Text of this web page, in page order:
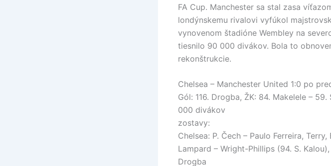
FA Cup. Manchester sa stal zasa
londýnskemu rivalovi vyfúkol
vynovenom štadióne Wembley na
tiesnilo 90 000 divákov. Bola to
rekonštrukcie.
Chelsea – Manchester United 1:0 po
Gól: 116. Drogba, ŽK: 84. Makelele –
000 divákov
zostavy:
Chelsea: P. Čech – Paulo Ferreira,
Lampard – Wright-Phillips (94. S.
Drogba